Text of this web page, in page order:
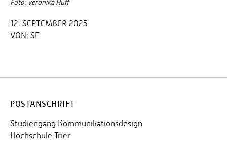
Foto: Veronika Huff
12. SEPTEMBER 2025
VON: SF
POSTANSCHRIFT
Studiengang Kommunikationsdesign
Hochschule Trier